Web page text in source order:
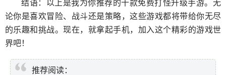
结语：以上是我为你推荐的十款免费打怪升级手游。无
论你是喜欢冒险、战斗还是策略，这些游戏都将带给你无尽
的乐趣和挑战。现在，就拿起手机，加入这个精彩的游戏世
界吧！
推荐阅读：